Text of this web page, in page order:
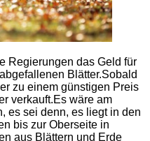
Regierungen das Geld für
Blätter.Sobald
zu einem günstigen Preis
verkauft.Es wäre am
es sei denn, es liegt in den
bis zur Oberseite in
aus Blättern und Erde